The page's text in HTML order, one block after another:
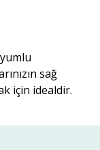
sağ
için idealdir.